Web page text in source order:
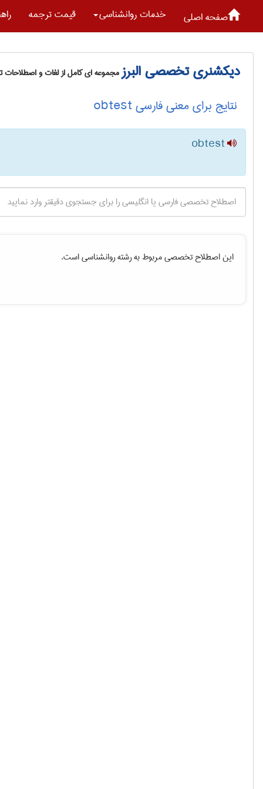
صفحه اصلی خدمات روانشناسی قیمت ترجمه
دیکشنری تخصصی البرزمجموعه ای کامل از لغات و
نتایج برای معنی فارسی obtest
obtest
این اصطلاح تخصصی مربوط به رشتهروانشناسیاست.